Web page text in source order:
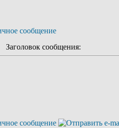
Заголовок сообщения: